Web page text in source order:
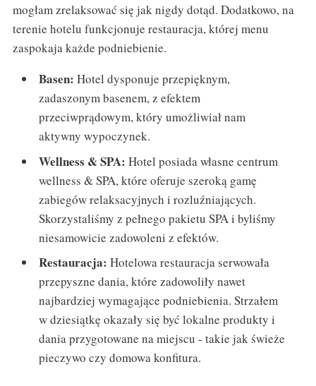
mogłam zrelaksować się jak nigdy dotąd. Dodatkowo, na
terenie hotelu funkcjonuje restauracja, której menu
zaspokaja każde podniebienie.
Basen: Hotel dysponuje przepięknym,
zadaszonym basenem, z efektem
przeciwprądowym, który umożliwiał nam
aktywny wypoczynek.
Wellness & SPA: Hotel posiada własne centrum
wellness & SPA, które oferuje szeroką gamę
zabiegów relaksacyjnych i rozluźniających.
Skorzystaliśmy z pełnego pakietu SPA i byliśmy
niesamowicie zadowoleni z efektów.
Restauracja: Hotelowa restauracja serwowała
przepyszne dania, które zadowoliły nawet
najbardziej wymagające podniebienia. Strzałem
w dziesiątkę okazały się być lokalne produkty i
dania przygotowane na miejscu - takie jak świeże
pieczywo czy domowa konfitura.